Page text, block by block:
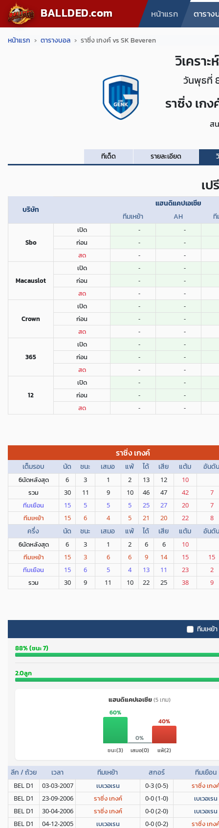
BALLDED.com หน้าแรก ตาราง
หน้าแรก ตารางบอล ราซิ่ง เกงค์ vs SK Beveren
วิเครา
วันพุธที่
ราซิ่ง เกง
ส
ทีเด็ด รายละเอียด
เ
บริษัท
แฮนดิแคปเอเชีย
ทีมเหย้า
AH ที
Sbo
เปิด - -
ก่อน - -
สด - -
Macauslot
เปิด - -
ก่อน - -
สด - -
Crown
เปิด - -
ก่อน - -
สด - -
365
เปิด - -
ก่อน - -
สด - -
12
เปิด - -
ก่อน - -
สด - -
ราซิ่ง เกงค์
เต็มรอบ นัด ชนะ เสมอ แพ้ ได้ เสีย แต้ม อันดั
6นัดหลังสุด 6 3 1 2 13 12 10
รวม 30 11 9 10 46 47 42 7
ทีมเยือน 15 5 5 5 25 27 20 7
ทีมเหย้า 15 6 4 5 21 20 22 8
ครึ่ง นัด ชนะ เสมอ แพ้ ได้ เสีย แต้ม อันดั
6นัดหลังสุด 6 3 1 2 6 6 10
ทีมเหย้า 15 3 6 6 9 14 15 15
ทีมเยือน 15 6 5 4 13 11 23 2
รวม 30 9 11 10 22 25 38 9
ทีมเหย้า
88% (ชนะ 7)
2.0ลูก
แฮนดิแคปเอเชีย(5 เกม)
60%
ชนะ(3)
0%
เสมอ(0)
40%
แพ้(2)
ลีก / ถ้วย เวลา ทีมเหย้า สกอร์ ทีมเยือน
BEL D1 03-03-2007 เบเวอเรน 0-3 (0-5) ราซิ่ง เกง
BEL D1 23-09-2006 ราซิ่ง เกงค์ 0-0 (1-0) เบเวอเรน
BEL D1 30-04-2006 ราซิ่ง เกงค์ 0-0 (2-0) เบเวอเรน
BEL D1 04-12-2005 เบเวอเรน 0-0 (0-2) ราซิ่ง เกง